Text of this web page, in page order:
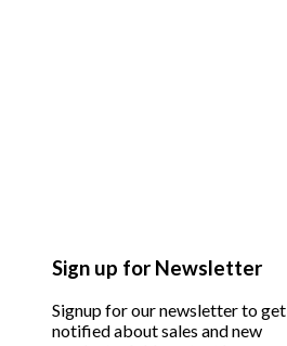
Sign up for Newsletter
Signup for our newsletter to get
notified about sales and new